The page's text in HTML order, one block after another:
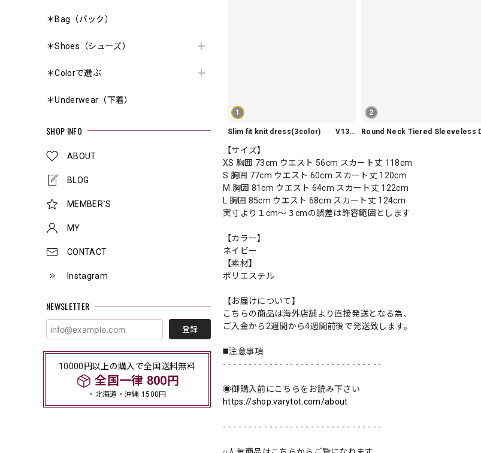
＊Bag（バック）
＊Shoes（シューズ）
＊Colorで選ぶ
＊Underwear（下着）
SHOP INFO
ABOUT
BLOG
MEMBER`S
MY
CONTACT
Instagram
NEWSLETTER
登録
10000円以上の購入で全国送料無料
全国一律 800円
・北海道・沖縄 1500円
1
Slim fit knit dress(3color) V1330
2
【サイズ】
XS 胸囲 73cm ウエスト 56cm スカート丈 118cm
S 胸囲 77cm ウエスト 60cm スカート丈 120cm
M 胸囲 81cm ウエスト 64cm スカート丈 122cm
L 胸囲 85cm ウエスト 68cm スカート丈 124cm
実寸より１cm〜３cmの誤差は許容範囲とします
【カラー】
ネイビー
【素材】
ポリエステル
【お届けについて】
こちらの商品は海外店舗より直接発送となる為、
ご入金から2週間から4週間前後で発送致します。
◼️注意事項
- - - - - - - - - - - - - - - - - - - - - - - - - - - - - - -
◉御購入前にこちらをお読み下さい
https://shop.varytot.com/about
- - - - - - - - - - - - - - - - - - - - - - - - - - - - - - -